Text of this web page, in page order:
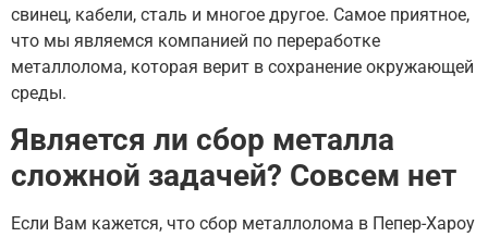
свинец, кабели, сталь и многое другое. Самое приятное,
что мы являемся компанией по переработке
металлолома, которая верит в сохранение окружающей
среды.
Является ли сбор металла
сложной задачей? Совсем нет
Если Вам кажется, что сбор металлолома в Пепер-Хароу